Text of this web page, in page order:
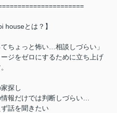
houseとは？】
てちょっと怖い…相談しづらい」
ジをゼロにするために立ち上げ
探し
情報だけでは判断しづらい…
ず話を聞きたい